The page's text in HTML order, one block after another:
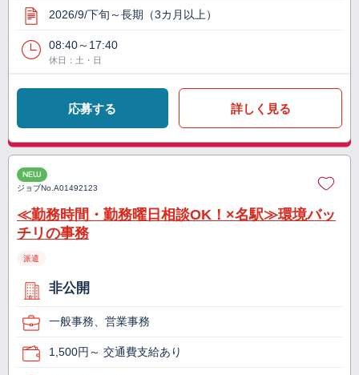
2026/9/下旬～長期（3カ月以上）
08:40～17:40
休日：土・日
応募する 詳しく見る
NEW
ジョブNo.A01492123
≪勤務時間・勤務曜日相談OK！×名駅≫環境バッ
チリの事務
派遣
非公開
一般事務、営業事務
1,500円～ 交通費支給あり